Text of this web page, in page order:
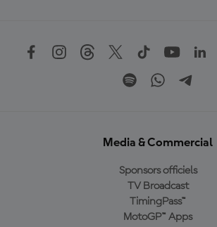
Media & Commercial
Sponsors officiels
TV Broadcast
TimingPass™
MotoGP™ Apps